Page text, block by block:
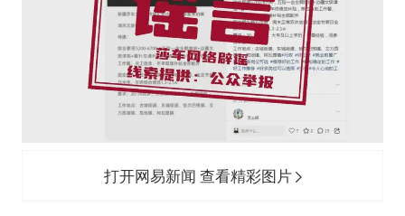
打开网易新闻 查看精彩图片